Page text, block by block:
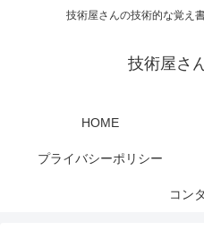
技術屋さんの技術的な覚え
技術屋さ
HOME
プライバシーポリシー
コン